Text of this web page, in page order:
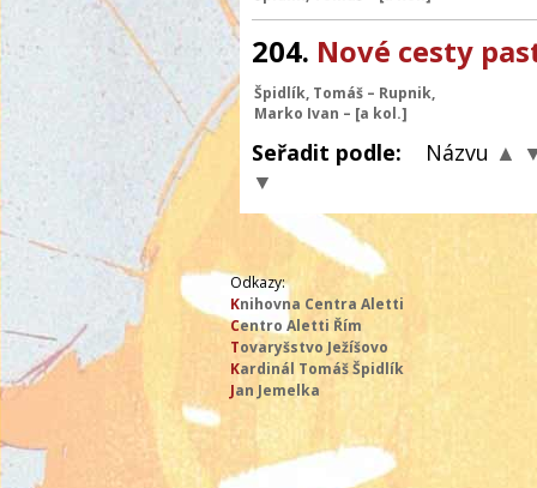
204. Nové cesty
Špidlík, Tomáš – Rupnik,
Marko Ivan – [a kol.]
Seřadit podle: Názvu ▲
▼
Odkazy:
Knihovna Centra Aletti
Centro Aletti Řím
Tovaryšstvo Ježíšovo
Kardinál Tomáš Špidlík
Jan Jemelka